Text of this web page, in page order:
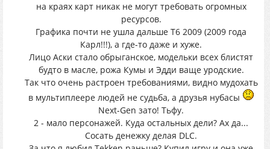
на краях карт никак не могут требовать огромных
ресурсов.
Графика почти не ушла дальше T6 2009 (2009 года
Карл!!!), а где-то даже и хуже.
Лицо Аски стало обрыганское, модельки всех блистят
будто в масле, рожа Кумы и Эдди ваще уродские.
Так что очень растроен требованиями, видно мудохать
в мультиплеере людей не судьба, а друзья нубасы
Next-Gen зато! Тьфу.
2 - мало персонажей. Куда остальных дели? Ах да...
Сосать денежку делая DLC.